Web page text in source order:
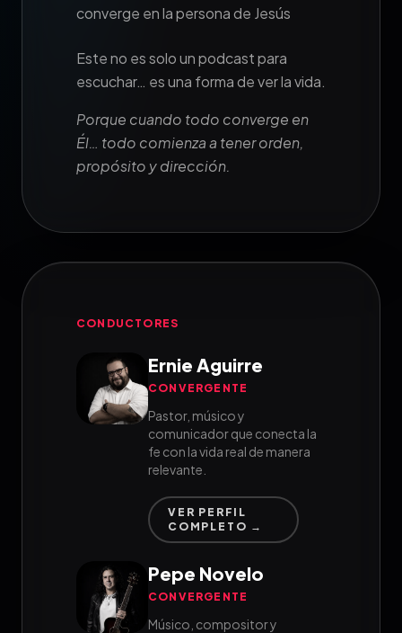
converge en la persona de Jesús
Este no es solo un podcast para
escuchar… es una forma de ver la vida.
Porque cuando todo converge en
Él… todo comienza a tener orden,
propósito y dirección.
CONDUCTORES
Ernie Aguirre
CONVERGENTE
Pastor, músico y
comunicador que conecta la
fe con la vida real de manera
relevante.
VER PERFIL
COMPLETO →
Pepe Novelo
CONVERGENTE
Músico, compositor y